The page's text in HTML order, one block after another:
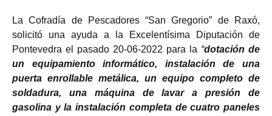
La Cofradía de Pescadores “San Gregorio” de Raxó,
solicitó una ayuda a la Excelentísima Diputación de
Pontevedra el pasado 20-06-2022 para la “dotación de
un equipamiento informático, instalación de una
puerta enrollable metálica, un equipo completo de
soldadura, una máquina de lavar a presión de
gasolina y la instalación completa de cuatro paneles